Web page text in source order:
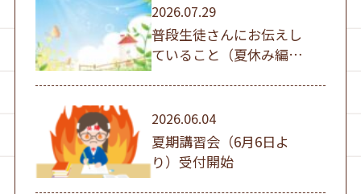
2026.07.29
普段生徒さんにお伝えし
ていること（夏休み編
①）
2026.06.04
夏期講習会（6月6日よ
り）受付開始